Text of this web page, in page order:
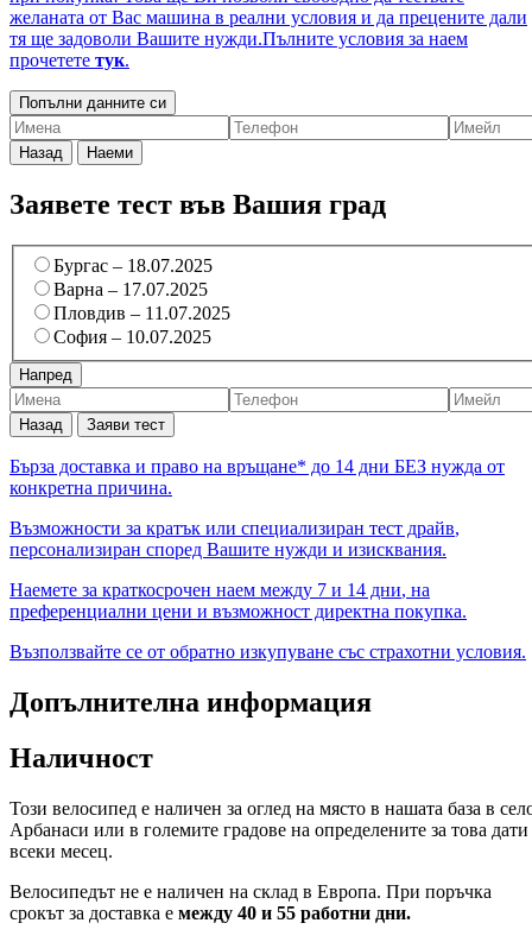
желаната от Вас машина в реални условия и да прецените дали
тя ще задоволи Вашите нужди.Пълните условия за наем
прочетете тук.
Попълни данните си
Назад Наеми
Заявете тест във Вашия град
Бургас – 18.07.2025
Варна – 17.07.2025
Пловдив – 11.07.2025
София – 10.07.2025
Напред
Назад Заяви тест
Бърза доставка и право на връщане* до 14 дни БЕЗ нужда от
конкретна причина.
Възможности за кратък или специализиран тест драйв,
персонализиран според Вашите нужди и изисквания.
Наемете за краткосрочен наем между 7 и 14 дни, на
преференциални цени и възможност директна покупка.
Възползвайте се от обратно изкупуване със страхотни условия.
Допълнителна информация
Наличност
Този велосипед е наличен за оглед на място в нашата база в
Арбанаси или в големите градове на определените за това дати
всеки месец.
Велосипедът не е наличен на склад в Европа. При поръчка
срокът за доставка е между 40 и 55 работни дни.